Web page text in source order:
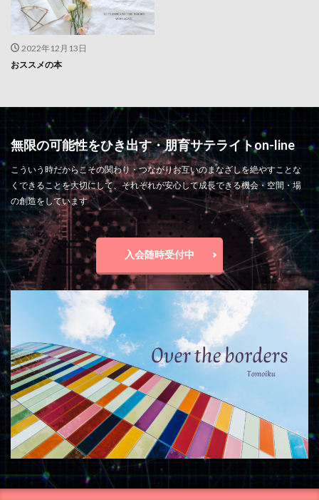
2022年12月13日
おススメの本
無限の可能性をひき出す・朋育サテライトon-line
こういう時だからこその関わり・つながりお互いのまなざしを絶やすことな
くできることを大切にして、それぞれが安心して成長できる機会・空間・場
の創造をしています
入会随時受付中